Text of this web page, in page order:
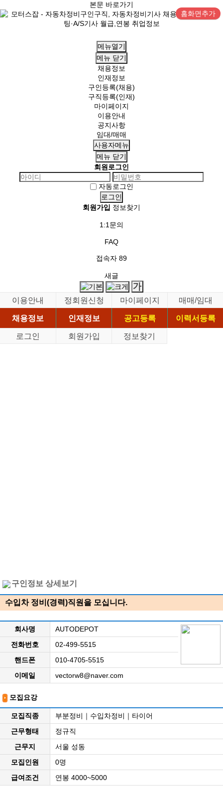
본문 바로가기
홈화면추가
메뉴열기
메뉴 닫기
채용정보
인재정보
구인등록(채용)
구직등록(인재)
마이페이지
이용안내
공지사항
임대/매매
사용자메뉴
메뉴 닫기
회원로그인
자동로그인
회원가입 정보찾기
1:1문의
FAQ
접속자 89
새글
이용안내 정회원신청 마이페이지
매매/임대
채용정보
인재정보 공고등록
이력서등록
로그인
회원가입 정보찾기
구인정보 상세보기
수입차 정비(경력)직원을 모십니다.
회사명
AUTODEPOT
전화번호
02-499-5515
핸드폰
010-4705-5515
이메일
vectorw8@naver.com
모집요강
모집직종
부분정비｜수입차정비｜타이어
근무형태
정규직
근무지
서울 성동
모집인원
0명
급여조건
연봉 4000~5000